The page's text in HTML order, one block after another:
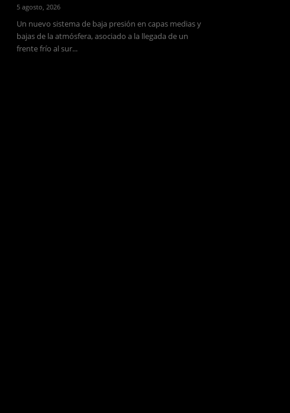
5 agosto, 2026
Un nuevo sistema de baja presión en capas medias y
bajas de la atmósfera, asociado a la llegada de un
frente frío al sur...